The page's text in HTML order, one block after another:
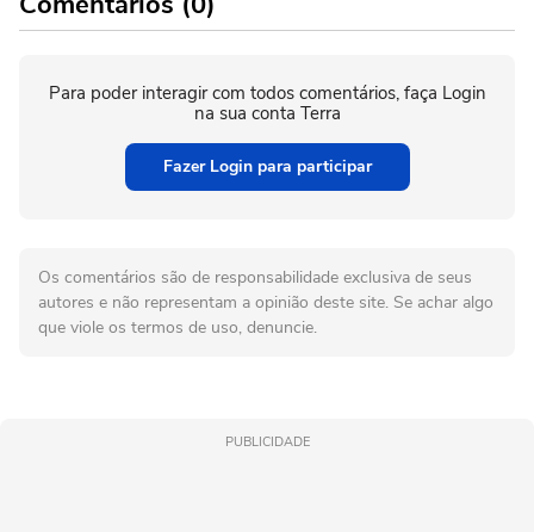
Para poder interagir com todos comentários, faça Login
na sua conta Terra
Fazer Login para participar
Os comentários são de responsabilidade exclusiva de seus
autores e não representam a opinião deste site. Se achar algo
que viole os termos de uso, denuncie.
PUBLICIDADE